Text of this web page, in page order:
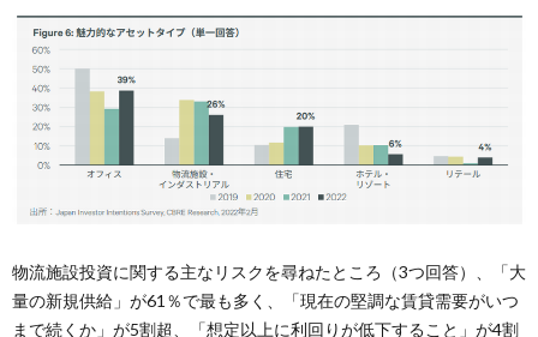
物流施設投資に関する主なリスクを尋ねたところ（3つ回答）、「大
量の新規供給」が61％で最も多く、「現在の堅調な賃貸需要がいつ
まで続くか」が5割超、「想定以上に利回りが低下すること」が4割